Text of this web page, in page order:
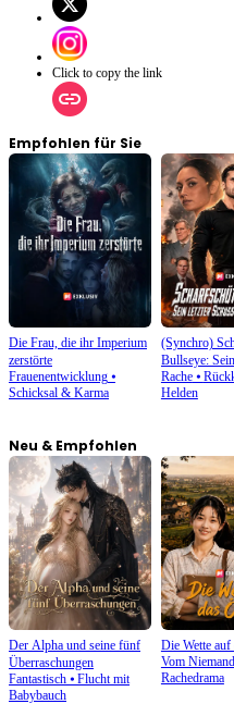
Click to copy the link
Empfohlen für Sie
Die Frau, die ihr Imperium
zerstörte
Frauenentwicklung ⦁
Schicksal & Karma
(Synchro)
Bullseye:
Schuss gilt
Rache⦁
Helden
Neu & Empfohlen
Der Alpha und seine fünf
Überraschungen
Fantastisch ⦁ Flucht mit
Babybauch
Die Wette
Vom
Rachedrama